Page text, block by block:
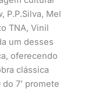
P.P.Silva, Mel
TNA, Vinil
um desses
oferecendo
clássica
7’ promete